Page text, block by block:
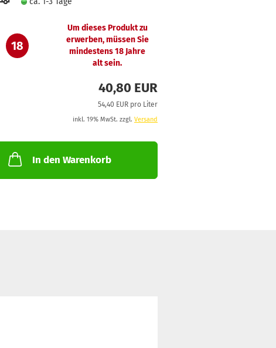
18
Um dieses Produkt zu
erwerben, müssen Sie
mindestens 18 Jahre
alt sein.
40,80 EUR
54,40 EUR pro Liter
inkl. 19% MwSt. zzgl. Versand
In den Warenkorb